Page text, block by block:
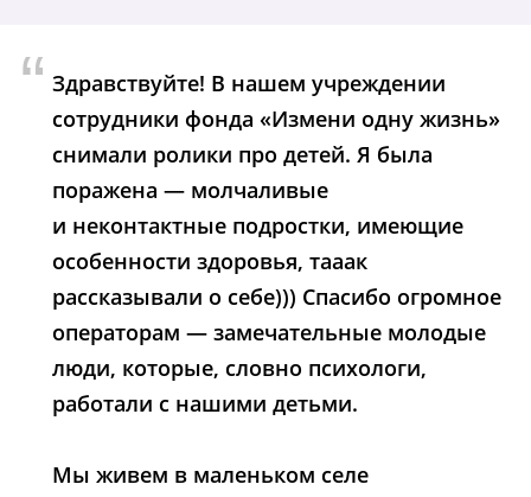
“ Здравствуйте! В нашем учреждении
сотрудники фонда «Измени одну жизнь»
снимали ролики про детей. Я была
поражена — молчаливые
и неконтактные подростки, имеющие
особенности здоровья, тааак
рассказывали о себе))) Спасибо огромное
операторам — замечательные молодые
люди, которые, словно психологи,
работали с нашими детьми.
Мы живем в маленьком селе